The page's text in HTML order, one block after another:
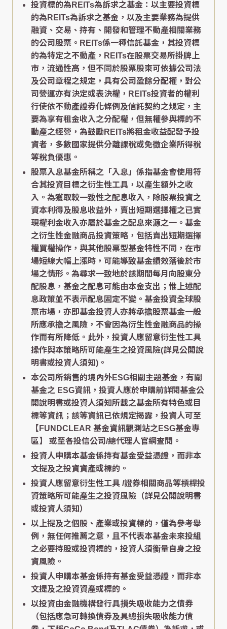
投資標的為REITs為訴求之基金：以主要投資標
的為REITs為訴求之基金，以及主要業務為提供
融資、交易、持有、開發和管理不動產相關業務
的公司股票。REITs係一種信託基金，其投資標
的為特定之不動產，REITs在股票交易所掛牌上
市，流通性高，但不同於股票股東可依據公司法
及公司章程之規定，具有公司盈餘分配權，對公
司營運亦有決定或表決權，REITs投資者的權利
行使依不動產證券化條例及信託契約之規定，主
要為享有租金收入之分配權，但無權參與標的不
動產之經營，為鼓勵REITs將租金收益配發予投
資者，多數國家提供分離課稅或免徵企業所得稅
等稅負優惠。
股票入息基金所稱之「入息」係指基金會使用符
合其投資目標之衍生性工具，以產生額外之收
入。為獲取較一致性之配息收入，除股票投資之
資本利得及股息收益外，賣出短期選擇權之已實
現權利金收入亦屬於基金之配息來源之一。基金
之衍生性金融商品投資策略，包括賣出短期選擇
權買權操作，與其他股票型基金特性不同，在市
場短線大幅上漲時，可能導致基金績效落後於市
場之情形。為尋求一致地於該期間每月向股東分
配股息，基金之配息可能由本金支出；惟上述配
息政策並不表示配息固定不變。基金投資全球股
票市場，亦即基金投資人亦將承擔股票基金一般
所應承擔之風險，不會因為衍生性金融商品的操
作而有所降低。此外，投資人應留意衍生性工具
操作與本策略所可能產生之投資風險(詳見公開說
明書或投資人須知)。
本公司所銷售的境內外ESG相關主題基金，有關
基金之 ESG資訊，投資人應於申購前詳閱基金公
開說明書或投資人須知所載之基金所有特色或目
標等資訊；該等資訊已依規定揭露，投資人可至
【FUNDCLEAR 基金資訊觀測站之ESG基金專
區】
或至各投信公司/總代理人官網查閱。
投資人申購本基金係持有基金受益憑證，而非本
文提及之投資資產或標的。
投資人應留意衍生性工具 /證券相關商品等槓桿投
資策略所可能產生之投資風險（詳見公開說明書
或投資人須知）
以上提及之個股、產業或投資標的，僅為參考舉
例，無任何推薦之意，且不代表本基金未來投組
之必要持股或投資標的，投資人須衡量自身之投
資風險。
投資人申購本基金係持有基金受益憑證，而非本
文提及之投資資產或標的。
以投資由金融機構發行具損失吸收能力之債券
（包括應急可轉換債券及具總損失吸收能力債